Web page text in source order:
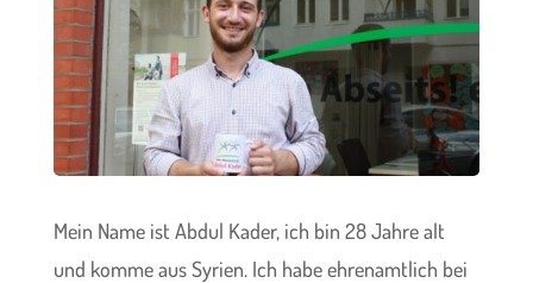
Mein Name ist Abdul Kader, ich bin 28Jahre alt
und komme aus Syrien. Ich habe ehrenamtlich bei